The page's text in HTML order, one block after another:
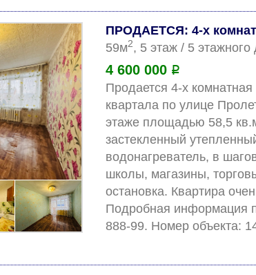
ПРОДАЕТСЯ: 4-х
59м2, 5 этаж / 5 этажного
4 600 000 Р
Продается 4-х
квартала по улице
этаже площадью 58,5
застекленный
водонагреватель, в
школы, магазины,
остановка. Квартира
Подробная информация